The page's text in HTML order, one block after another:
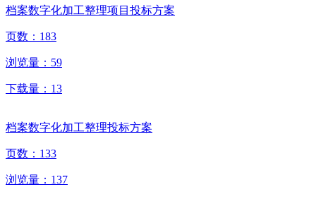
档案数字化加工整理项目投标方案
页数： 183
浏览量： 59
下载量： 13
档案数字化加工整理投标方案
页数： 133
浏览量： 137